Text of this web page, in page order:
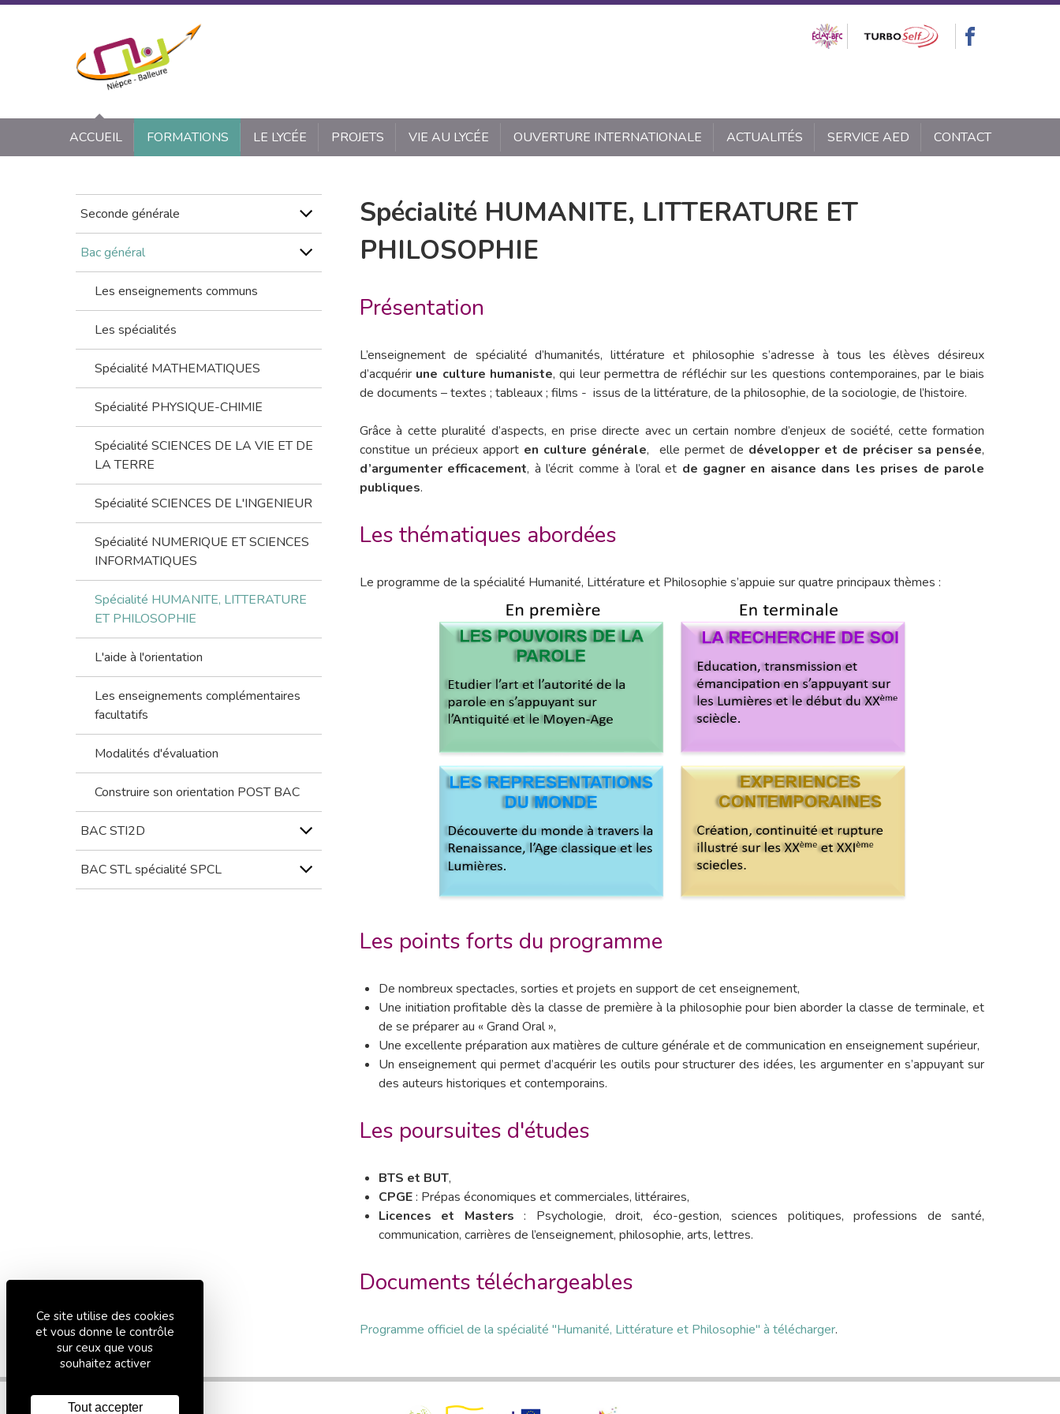
ACCUEIL FORMATIONS LE LYCÉE PROJETS VIE AU LYCÉE OUVERTURE INTERNATIONALE ACTUALITÉS SERVICE AED CONTACT
Spécialité HUMANITE, LITTERATURE ET
PHILOSOPHIE
Présentation
L’enseignement de spécialité d’humanités, littérature et philosophie s’adresse à tous les élèves désireux
d’acquérir une culture humaniste, qui leur permettra de réfléchir sur les questions contemporaines, par le biais
de documents – textes ; tableaux ; films - issus de la littérature, de la philosophie, de la sociologie, de l’histoire.
Grâce à cette pluralité d’aspects, en prise directe avec un certain nombre d’enjeux de société, cette formation
constitue un précieux apport en culture générale, elle permet de développer et de préciser sa pensée,
d’argumenter efficacement, à l’écrit comme à l’oral et de gagner en aisance dans les prises de parole
publiques.
Les thématiques abordées
Le programme de la spécialité Humanité, Littérature et Philosophie s’appuie sur quatre principaux thèmes :
Les points forts du programme
De nombreux spectacles, sorties et projets en support de cet enseignement,
Une initiation profitable dès la classe de première à la philosophie pour bien aborder la classe de terminale, et
de se préparer au « Grand Oral »,
Une excellente préparation aux matières de culture générale et de communication en enseignement supérieur,
Un enseignement qui permet d’acquérir les outils pour structurer des idées, les argumenter en s’appuyant sur
des auteurs historiques et contemporains.
Les poursuites d'études
BTS et BUT,
CPGE: Prépas économiques et commerciales, littéraires,
Licences et Masters : Psychologie, droit, éco-gestion, sciences politiques, professions de santé,
communication, carrières de l’enseignement, philosophie, arts, lettres.
Documents téléchargeables
Programme officiel de la spécialité "Humanité, Littérature et Philosophie" à télécharger.
Seconde générale
Bac général
Les enseignements communs
Les spécialités
Spécialité MATHEMATIQUES
Spécialité PHYSIQUE-CHIMIE
Spécialité SCIENCES DE LA VIE ET DE
LA TERRE
Spécialité SCIENCES DE L'INGENIEUR
Spécialité NUMERIQUE ET SCIENCES
INFORMATIQUES
Spécialité HUMANITE, LITTERATURE
ET PHILOSOPHIE
L'aide à l'orientation
Les enseignements complémentaires
facultatifs
Modalités d'évaluation
Construire son orientation POST BAC
BAC STI2D
BAC STL spécialité SPCL
Panneau de gestion des cookies
Ce site utilise des cookies
et vous donne le contrôle
sur ceux que vous
souhaitez activer
Tout accepter